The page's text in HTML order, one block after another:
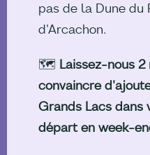
pas de la Dune du
d'Arcachon.
🗺️ Laissez-nous
convaincre
Grands Lacs dans
départ en week-